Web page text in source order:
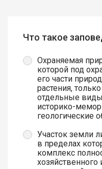
Что такое
Охраняемая
которой под
его части
растения,
отдельные
историко-
геологические
Участок земли
в пределах
комплекс
хозяйственного